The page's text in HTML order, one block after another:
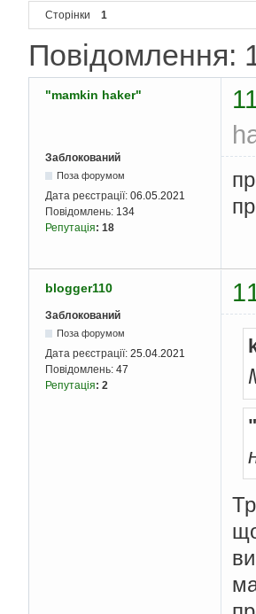
Сторінки 1
Повідомлення:
"mamkin haker"
Заблокований
Поза форумом
Дата реєстрації: 06.05.2021
Повідомлень: 134
Репутація: 18
blogger110
Заблокований
Поза форумом
Дата реєстрації: 25.04.2021
Повідомлень: 47
Репутація: 2